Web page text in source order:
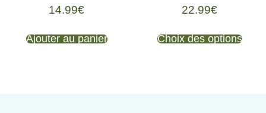
Note
014.99€
Ajouter au panier
Note
0
22.99€
Choix des options